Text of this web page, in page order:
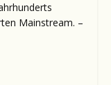
Mainstream. –